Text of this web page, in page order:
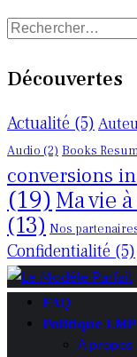
Rechercher :
Découvertes
Actualité (5)
Audio (2) Books
conversions
(19) Ma vie
(13) Nos
Confidentialité (5)
FAQ
Politique LMP
A propos